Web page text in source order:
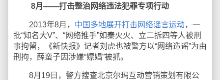
8月——打击整治网络违法犯罪专项行动
2013年8月， 中国多地展开打击网络谣言运动，一
批“知名大V”、“网络推手”如秦火火、立二拆四等人被刑
事拘留，《新快报》记者刘虎也被警方以“网络造谣”为由
刑拘，薛蛮子因涉嫌“嫖娼”被抓。
8月19日，警方搜查北京尔玛互动营销策划有限公